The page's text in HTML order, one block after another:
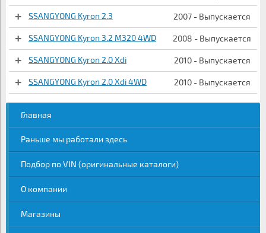
SSANGYONG Kyron 2.3 2007 - Выпускается
SSANGYONG Kyron 3.2 M320 4WD 2008 - Выпускается
SSANGYONG Kyron 2.0 Xdi 2010 - Выпускается
SSANGYONG Kyron 2.0 Xdi 4WD 2010 - Выпускается
Главная
Раньше мы работали здесь
Подбор по VIN (оригинальные каталоги)
О компании
Магазины